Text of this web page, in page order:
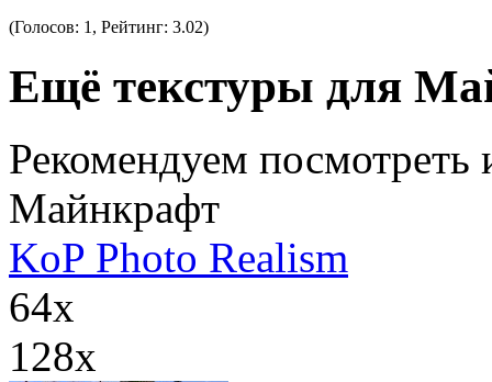
(Голосов: 1 , Рейтинг: 3.02)
Ещё текстуры для
Рекомендуем посмотреть
Майнкрафт
KoP Photo Realism
64x
128x